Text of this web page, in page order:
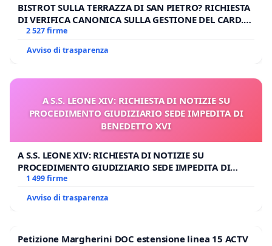
BISTROT SULLA TERRAZZA DI SAN PIETRO? RICHIESTA
DI VERIFICA CANONICA SULLA GESTIONE DEL CARD.
GAMBETTI
2 527 firme
Avviso di trasparenza
A S.S. LEONE XIV: RICHIESTA DI NOTIZIE SU
PROCEDIMENTO GIUDIZIARIO SEDE IMPEDITA DI
BENEDETTO XVI
A S.S. LEONE XIV: RICHIESTA DI NOTIZIE SU
PROCEDIMENTO GIUDIZIARIO SEDE IMPEDITA DI
BENEDETTO XVI
1 499 firme
Avviso di trasparenza
Petizione Margherini DOC estensione linea 15 ACTV